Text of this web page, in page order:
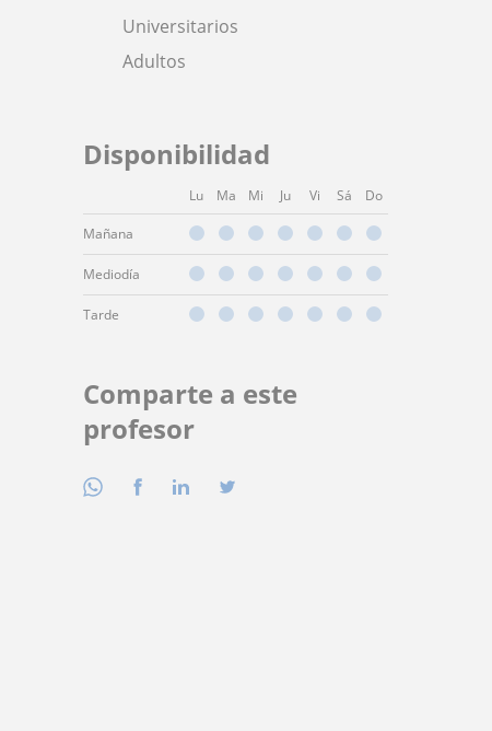
Universitarios
Adultos
Disponibilidad
Lu Ma Mi Ju Vi Sá Do
Mañana
Mediodía
Tarde
Comparte a este
profesor